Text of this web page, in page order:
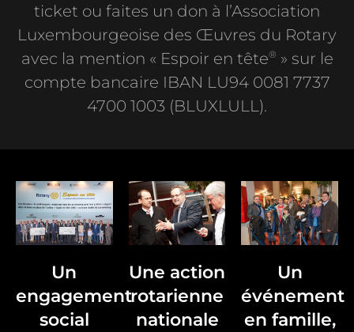
ticket ou faites un don à l’Association
Luxembourgeoise des Œuvres du Rotary
avec la mention « Espoir en tête® » sur le
compte bancaire IBAN LU94 0081 7737
4700 1003 (BLUXLULL).
Un
engagement
social
Une action
rotarienne
nationale
Un
événement
en famille,